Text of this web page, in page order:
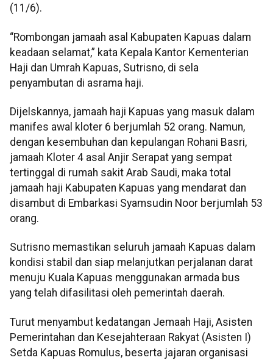
(11/6).
“Rombongan jamaah asal Kabupaten Kapuas dalam
keadaan selamat,” kata Kepala Kantor Kementerian
Haji dan Umrah Kapuas, Sutrisno, di sela
penyambutan di asrama haji.
Dijelskannya, jamaah haji Kapuas yang masuk dalam
manifes awal kloter 6 berjumlah 52 orang. Namun,
dengan kesembuhan dan kepulangan Rohani Basri,
jamaah Kloter 4 asal Anjir Serapat yang sempat
tertinggal di rumah sakit Arab Saudi, maka total
jamaah haji Kabupaten Kapuas yang mendarat dan
disambut di Embarkasi Syamsudin Noor berjumlah 53
orang.
Sutrisno memastikan seluruh jamaah Kapuas dalam
kondisi stabil dan siap melanjutkan perjalanan darat
menuju Kuala Kapuas menggunakan armada bus
yang telah difasilitasi oleh pemerintah daerah.
Turut menyambut kedatangan Jemaah Haji, Asisten
Pemerintahan dan Kesejahteraan Rakyat (Asisten I)
Setda Kapuas Romulus, beserta jajaran organisasi